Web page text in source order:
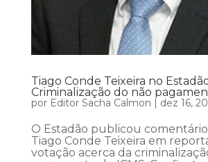
Tiago Conde Teixeira no
Criminalização do não
por Editor Sacha Calmon | dez 16,
O Estadão publicou
Tiago Conde Teixeira em
votação acerca da